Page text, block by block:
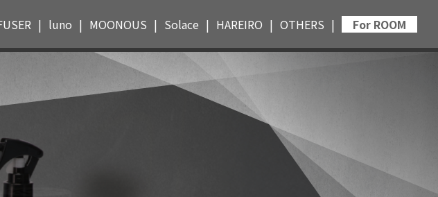
luno MOONOUS Solace HAREIRO OTHERS For ROOM